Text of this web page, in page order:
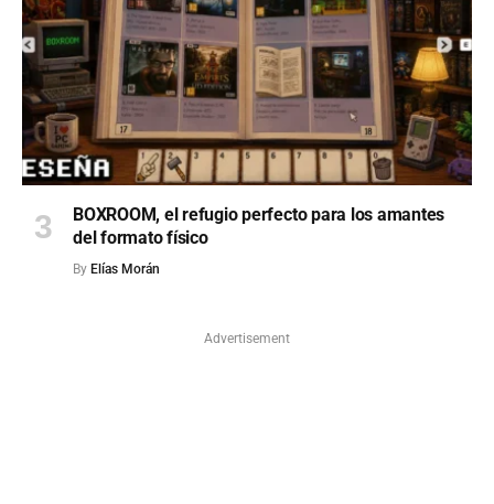
BOXROOM, el refugio perfecto para los amantes
del formato físico
By Elías Morán
Advertisement